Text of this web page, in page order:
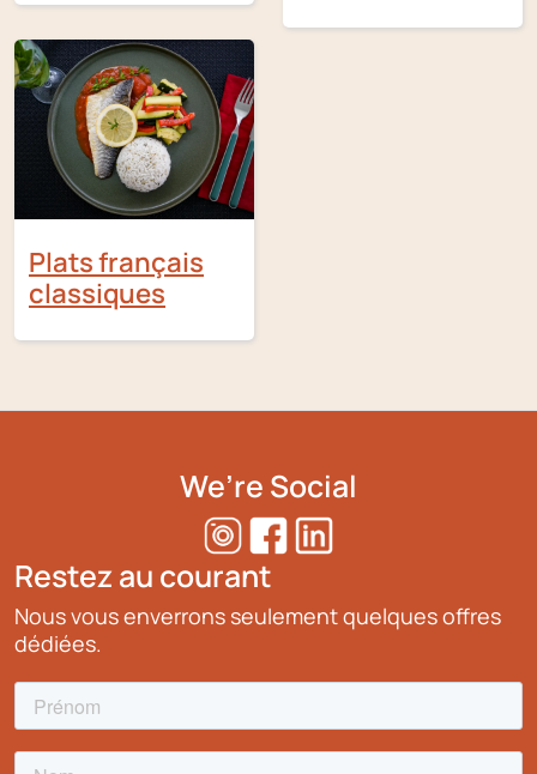
Plats français
classiques
We’re Social
Restez au courant
Nous vous enverrons seulement quelques offres
dédiées.